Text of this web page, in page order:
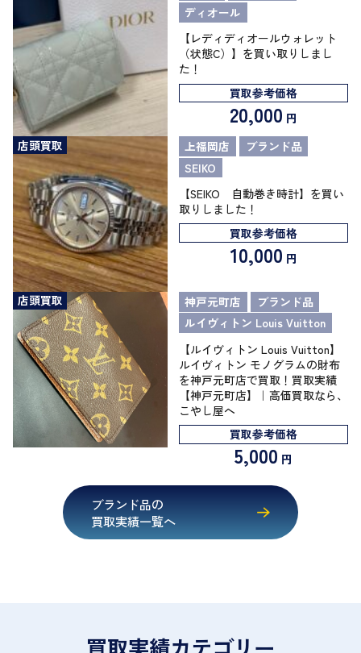
ディオール
【レディディオールウォレット
（状態C）】を買い取りしまし
た！
買取参考価格
20,000 円
店頭買取
上福岡店
ブランド品
SEIKO
【SEIKO 自動巻き時計】を買い
取りしました！
買取参考価格
10,000 円
店頭買取 神戸元町店
ブランド品
ルイヴィトン Louis Vuitton
【ルイヴィトン Louis Vuitton】
ルイヴィトン モノグラムの財布
を神戸元町店で買取！買取実績
【神戸元町店】｜高価買取なら、
こやし屋へ
買取参考価格
5,000 円
ブランド品の
買取実績一覧へ
買取実績カテゴリー